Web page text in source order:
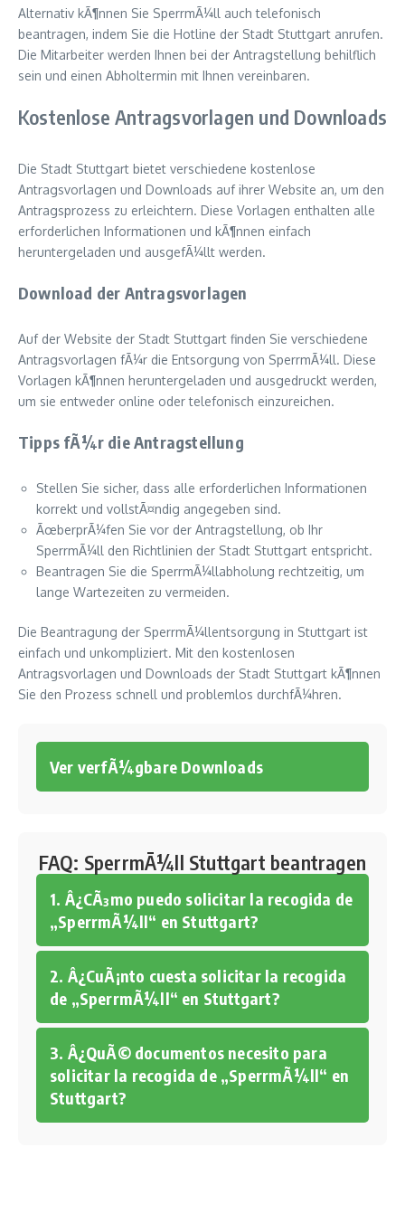
Alternativ kÃ¶nnen Sie SperrmÃ¼ll auch telefonisch
beantragen, indem Sie die Hotline der Stadt Stuttgart anrufen.
Die Mitarbeiter werden Ihnen bei der Antragstellung behilflich
sein und einen Abholtermin mit Ihnen vereinbaren.
Kostenlose Antragsvorlagen und Downloads
Die Stadt Stuttgart bietet verschiedene kostenlose
Antragsvorlagen und Downloads auf ihrer Website an, um den
Antragsprozess zu erleichtern. Diese Vorlagen enthalten alle
erforderlichen Informationen und kÃ¶nnen einfach
heruntergeladen und ausgefÃ¼llt werden.
Download der Antragsvorlagen
Auf der Website der Stadt Stuttgart finden Sie verschiedene
Antragsvorlagen fÃ¼r die Entsorgung von SperrmÃ¼ll. Diese
Vorlagen kÃ¶nnen heruntergeladen und ausgedruckt werden,
um sie entweder online oder telefonisch einzureichen.
Tipps fÃ¼r die Antragstellung
Stellen Sie sicher, dass alle erforderlichen Informationen
korrekt und vollstÃ¤ndig angegeben sind.
ÃœberprÃ¼fen Sie vor der Antragstellung, ob Ihr
SperrmÃ¼ll den Richtlinien der Stadt Stuttgart entspricht.
Beantragen Sie die SperrmÃ¼llabholung rechtzeitig, um
lange Wartezeiten zu vermeiden.
Die Beantragung der SperrmÃ¼llentsorgung in Stuttgart ist
einfach und unkompliziert. Mit den kostenlosen
Antragsvorlagen und Downloads der Stadt Stuttgart kÃ¶nnen
Sie den Prozess schnell und problemlos durchfÃ¼hren.
Ver verfÃ¼gbare Downloads
FAQ: SperrmÃ¼ll Stuttgart beantragen
1. Â¿CÃ³mo puedo solicitar la recogida de
„SperrmÃ¼ll“ en Stuttgart?
2. Â¿CuÃ¡nto cuesta solicitar la recogida
de „SperrmÃ¼ll“ en Stuttgart?
3. Â¿QuÃ© documentos necesito para
solicitar la recogida de „SperrmÃ¼ll“ en
Stuttgart?